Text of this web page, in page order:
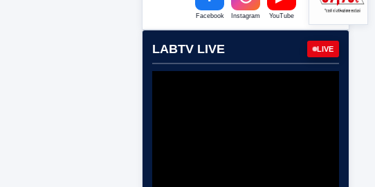
Facebook Instagram YouTube
LABTV LIVE LIVE